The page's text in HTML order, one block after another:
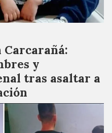
Carcarañá:
y
tras asaltar a